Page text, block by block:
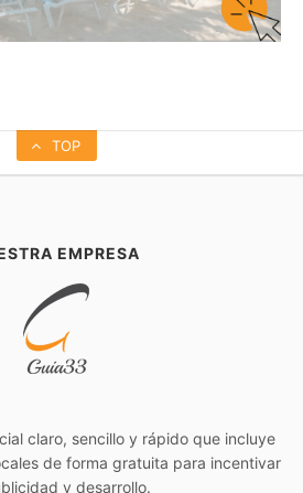
TOP
EMPRESA
claro, sencillo y rápido que incluye
de forma gratuita para incentivar
y desarrollo.